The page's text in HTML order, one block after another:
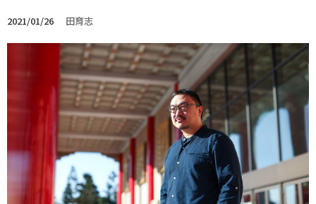
2021/01/26 田育志